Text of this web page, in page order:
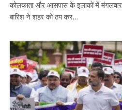
कोलकाता और आसपास के इलाकों में मंगलवार
बारिश ने शहर को ठप कर…